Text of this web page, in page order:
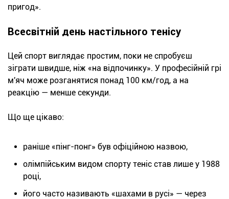
пригод».
Всесвітній день настільного тенісу
Цей спорт виглядає простим, поки не спробуєш
зіграти швидше, ніж «на відпочинку». У професійній грі
м'яч може розганятися понад 100 км/год, а на
реакцію — менше секунди.
Що ще цікаво:
раніше «пінг-понг» був офіційною назвою,
олімпійським видом спорту теніс став лише у 1988
році,
його часто називають «шахами в русі» — через